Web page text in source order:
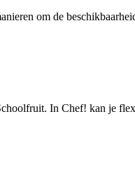
om de
In Chef! kan je